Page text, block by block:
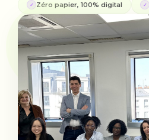
✓ Zéro papier, 100% digital ✓